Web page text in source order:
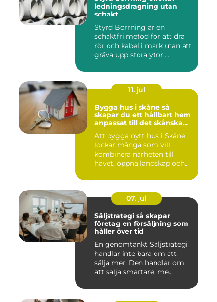
ledningsdragning utan
schakt
Styrd Borrning är en
schaktfri metod för att dra
rör och kabel i mark utan att
gräva upp stora ytor....
11. jul
Bygga hus i skåne så
skapar du ett hållbart hem
anpassat till det skånska
Att bygga nytt hus i Skåne
lockar många som vill
kombinera närheten till
havet, öppna landskap och
07. jul
Säljstrategi så skapar
företag en försäljning som
håller över tid
En genomtänkt Säljstrategi
handlar inte bara om att
sälja mer. Den handlar om
att sälja smartare, me...